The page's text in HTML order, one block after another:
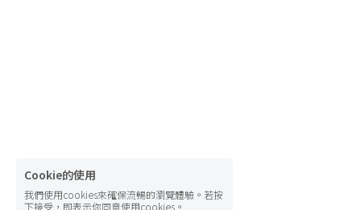
Cookie的使用
我們使用cookies來確保流暢的瀏覽體驗。若按
下接受，即表示你同意使用cookies。